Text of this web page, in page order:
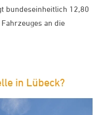
bundeseinheitlich 12,80
an die
in Lübeck?